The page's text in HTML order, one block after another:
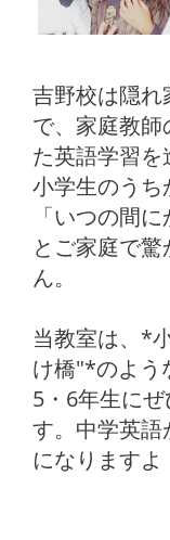
吉野校は隠れ
で、家庭教
た英語学習
小学生のうち
「いつの間
とご家庭で
ん。
当教室は、*
け橋"*のよう
5・6年生に
す。 中学英語
になりますよ